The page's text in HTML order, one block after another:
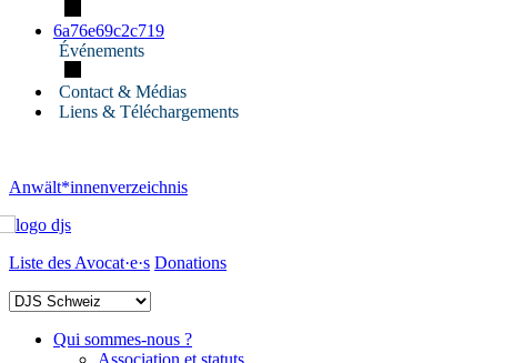
6a76e69c2c719
Événements
Contact & Médias
Liens & Téléchargements
Anwält*innenverzeichnis
Liste des Avocat·e·s Donations
Qui sommes-nous ?
Association et statuts